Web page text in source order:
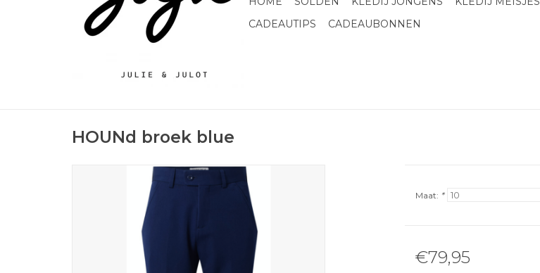
CADEAUTIPS
CADEAUBONNEN
HOUNd broek blue
Maat: *
€79,95